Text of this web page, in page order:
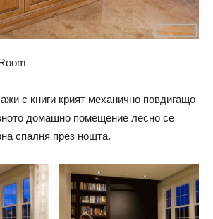
с книги крият механично повдигащо
домашно помещение лесно се
спалня през нощта.